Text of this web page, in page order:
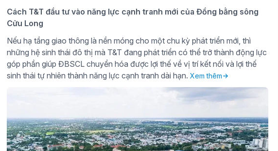
Cách T&T đầu tư vào năng lực cạnh tranh mới của Đồng bằng sông
Cửu Long
Nếu hạ tầng giao thông là nền móng cho một chu kỳ phát triển mới, thì
những hệ sinh thái đô thị mà T&T đang phát triển có thể trở thành động lực
góp phần giúp ĐBSCL chuyển hóa được lợi thế về vị trí kết nối và lợi thế
sinh thái tự nhiên thành năng lực cạnh tranh dài hạn. Xem thêm